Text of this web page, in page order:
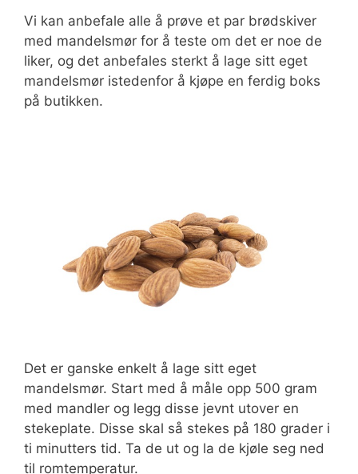
Vi kan anbefale alle å prøve et par brødskiver
med mandelsmør for å teste om det er noe de
liker, og det anbefales sterkt å lage sitt eget
mandelsmør istedenfor å kjøpe en ferdig boks
på butikken.
Det er ganske enkelt å lage sitt eget
mandelsmør. Start med å måle opp 500 gram
med mandler og legg disse jevnt utover en
stekeplate. Disse skal så stekes på 180 grader i
ti minutters tid. Ta de ut og la de kjøle seg ned
til romtemperatur.